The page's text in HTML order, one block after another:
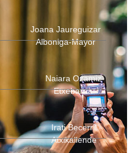
Joana Jaureguizar
Alboniga-Mayor
Naiara Ozamiz
Etxebarria
Irati Becerril
Atxikallende